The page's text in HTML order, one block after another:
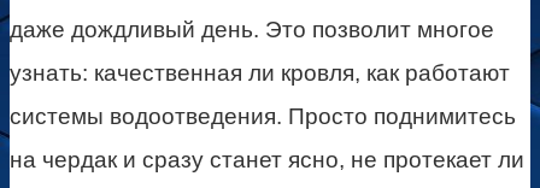
даже дождливый день. Это позволит многое
узнать: качественная ли кровля, как работают
системы водоотведения. Просто поднимитесь
на чердак и сразу станет ясно, не протекает ли